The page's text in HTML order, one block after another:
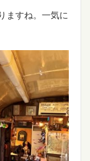
ますね。一気に